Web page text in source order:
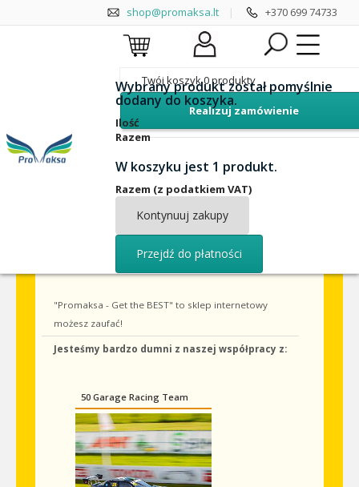
shop@promaksa.lt | +370 699 74733
Twój koszyk0produkty
Realizuj zamówienie
Wybrany produkt został pomyślnie
dodany do koszyka.
Ilość
Razem
W koszyku jest 1 produkt.
Razem (z podatkiem VAT)
Kontynuuj zakupy
Przejdź do płatności
Darmowa wysyłka do Europy dla wszystkich
zamówień powyżej
Towary na miejscu Szybka przesyłka 1-2d.
Bezpieczny zakup 2 lata gwarancji
"Promaksa - Get the BEST" to sklep internetowy
możesz zaufać!
Jesteśmy bardzo dumni z naszej współpracy z:
50 Garage Racing Team